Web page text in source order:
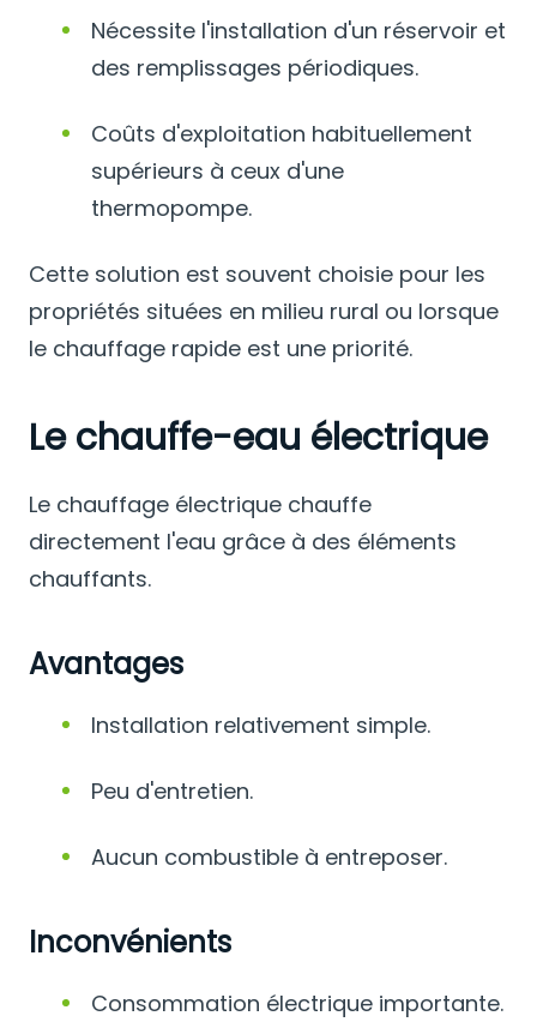
Nécessite l'installation d'un réservoir et
des remplissages périodiques.
Coûts d'exploitation habituellement
supérieurs à ceux d'une
thermopompe.
Cette solution est souvent choisie pour les
propriétés situées en milieu rural ou lorsque
le chauffage rapide est une priorité.
Le chauffe-eau électrique
Le chauffage électrique chauffe
directement l'eau grâce à des éléments
chauffants.
Avantages
Installation relativement simple.
Peu d'entretien.
Aucun combustible à entreposer.
Inconvénients
Consommation électrique importante.